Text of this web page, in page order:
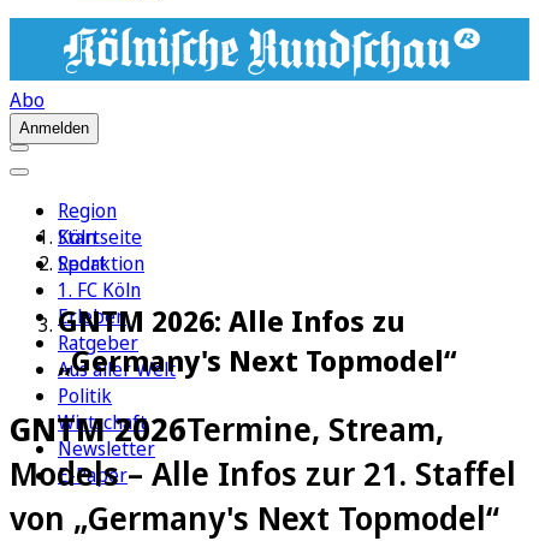
Abo
Anmelden
Region
Köln
Sport
1. FC Köln
Erleben
Ratgeber
Aus aller Welt
Politik
Wirtschaft
Newsletter
E-Paper
Startseite
Redaktion
GNTM 2026: Alle Infos zu
„Germany's Next Topmodel“
GNTM 2026Termine, Stream,
Models – Alle Infos zur 21. Staffel
von „Germany's Next Topmodel“